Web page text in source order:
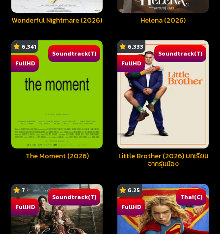
Wonderful Nightmare (2026) Helena (2026)
6.341
FullHD
Soundtrack(T)
The Moment (2026)
6.333
FullHD
Soundtrack(T)
Little Brother (2026) บทเรียน
จากรุ่นน้อง
7
FullHD
Soundtrack(T)
6.25
FullHD
Thai(C)